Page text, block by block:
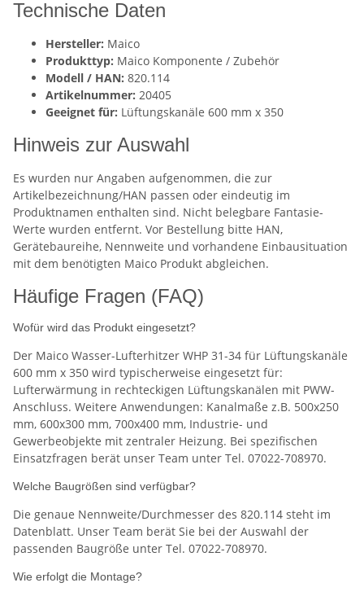
Technische Daten
Hersteller: Maico
Produkttyp: Maico Komponente / Zubehör
Modell / HAN: 820.114
Artikelnummer: 20405
Geeignet für: Lüftungskanäle 600 mm x 350
Hinweis zur Auswahl
Es wurden nur Angaben aufgenommen, die zur
Artikelbezeichnung/HAN passen oder eindeutig im
Produktnamen enthalten sind. Nicht belegbare Fantasie-
Werte wurden entfernt. Vor Bestellung bitte HAN,
Gerätebaureihe, Nennweite und vorhandene Einbausituation
mit dem benötigten Maico Produkt abgleichen.
Häufige Fragen (FAQ)
Wofür wird das Produkt eingesetzt?
Der Maico Wasser-Lufterhitzer WHP 31-34 für Lüftungskanäle
600 mm x 350 wird typischerweise eingesetzt für:
Lufterwärmung in rechteckigen Lüftungskanälen mit PWW-
Anschluss. Weitere Anwendungen: Kanalmaße z.B. 500x250
mm, 600x300 mm, 700x400 mm, Industrie- und
Gewerbeobjekte mit zentraler Heizung. Bei spezifischen
Einsatzfragen berät unser Team unter Tel. 07022-708970.
Welche Baugrößen sind verfügbar?
Die genaue Nennweite/Durchmesser des 820.114 steht im
Datenblatt. Unser Team berät Sie bei der Auswahl der
passenden Baugröße unter Tel. 07022-708970.
Wie erfolgt die Montage?